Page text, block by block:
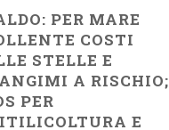
PER MARE
COSTI
STELLE E
A RISCHIO;
PER
E